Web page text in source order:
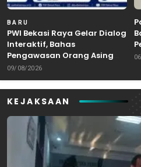
BARU
PWI Bekasi Raya Gelar Dialog
Interaktif, Bahas
Pengawasan Orang Asing
dan Tenaga Kerja
09/08/2026
KEJAKSAAN